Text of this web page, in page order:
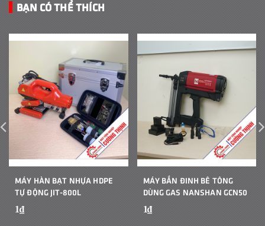
BẠN CÓ THỂ THÍCH
MÁY HÀN BẠT NHỰA HDPE
TỰ ĐỘNG JIT-800L
1₫
MÁY BẮN ĐINH BÊ TÔNG
DÙNG GAS NANSHAN GCN50
1₫